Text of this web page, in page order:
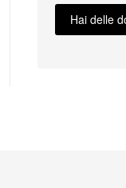
Hai delle